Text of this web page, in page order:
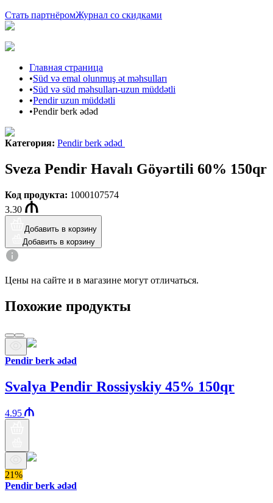
Стать партнёромЖурнал со скидками
Главная страница
•Süd və emal olunmuş ət məhsulları
•Süd və süd məhsulları-uzun müddətli
•Pendir uzun müddətli
•Pendir berk ədəd
Категория: Pendir berk ədəd
Sveza Pendir Havalı Göyərtili 60% 150qr
Код продукта: 1000107574
3.30
Добавить в корзину
Добавить в корзину
Цены на сайте и в магазине могут отличаться.
Похожие продукты
Pendir berk ədəd
Svalya Pendir Rossiyskiy 45% 150qr
4.95
21%
Pendir berk ədəd